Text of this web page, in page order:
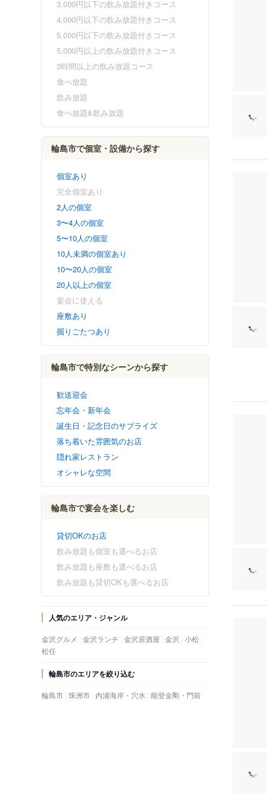
3,000円以下の飲み放題付きコース
4,000円以下の飲み放題付きコース
5,000円以下の飲み放題付きコース
5,000円以上の飲み放題付きコース
3時間以上の飲み放題コース
食べ放題
飲み放題
食べ放題&飲み放題
輪島市で個室・設備から探す
個室あり
完全個室あり
2人の個室
3〜4人の個室
5〜10人の個室
10人未満の個室あり
10〜20人の個室
20人以上の個室
宴会に使える
座敷あり
掘りごたつあり
輪島市で特別なシーンから探す
歓送迎会
忘年会・新年会
誕生日・記念日のサプライズ
落ち着いた雰囲気のお店
隠れ家レストラン
オシャレな空間
輪島市で宴会を楽しむ
貸切OKのお店
飲み放題も個室も選べるお店
飲み放題も座敷も選べるお店
飲み放題も貸切OKも選べるお店
人気のエリア・ジャンル
金沢グルメ 金沢ランチ 金沢居酒屋 金沢 小松
松任
輪島市のエリアを絞り込む
輪島市 珠洲市 内浦海岸・穴水 能登金剛・門前